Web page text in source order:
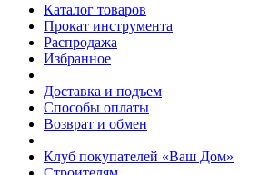
Каталог товаров
Прокат инструмента
Распродажа
Избранное
Доставка и подъем
Способы оплаты
Возврат и обмен
Клуб покупателей «Ваш Дом»